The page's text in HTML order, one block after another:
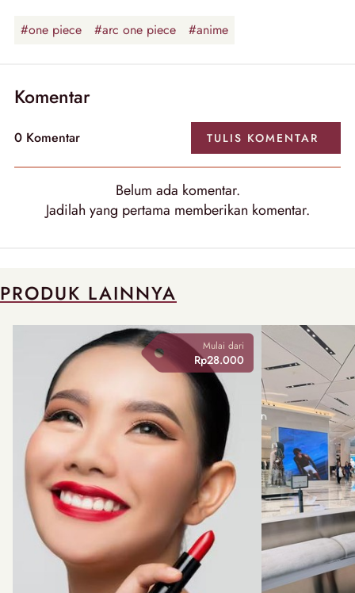
#one piece #arc one piece #anime
Komentar
0 Komentar TULIS KOMENTAR
Belum ada komentar.
Jadilah yang pertama memberikan komentar.
PRODUK LAINNYA
Mulai dari
Rp28.000